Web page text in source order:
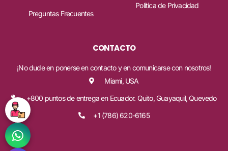
Preguntas Frecuentes
Política de Privacidad
CONTACTO
¡No dude en ponerse en contacto y en comunicarse con nosotros!
Miami, USA
+800 puntos de entrega en Ecuador. Quito, Guayaquil, Quevedo
+1 (786) 620-6165